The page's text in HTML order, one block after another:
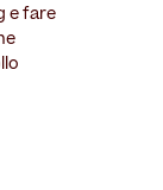
e fare